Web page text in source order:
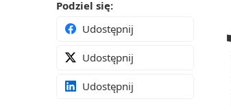
Podziel się:
Udostępnij
Udostępnij
Udostępnij